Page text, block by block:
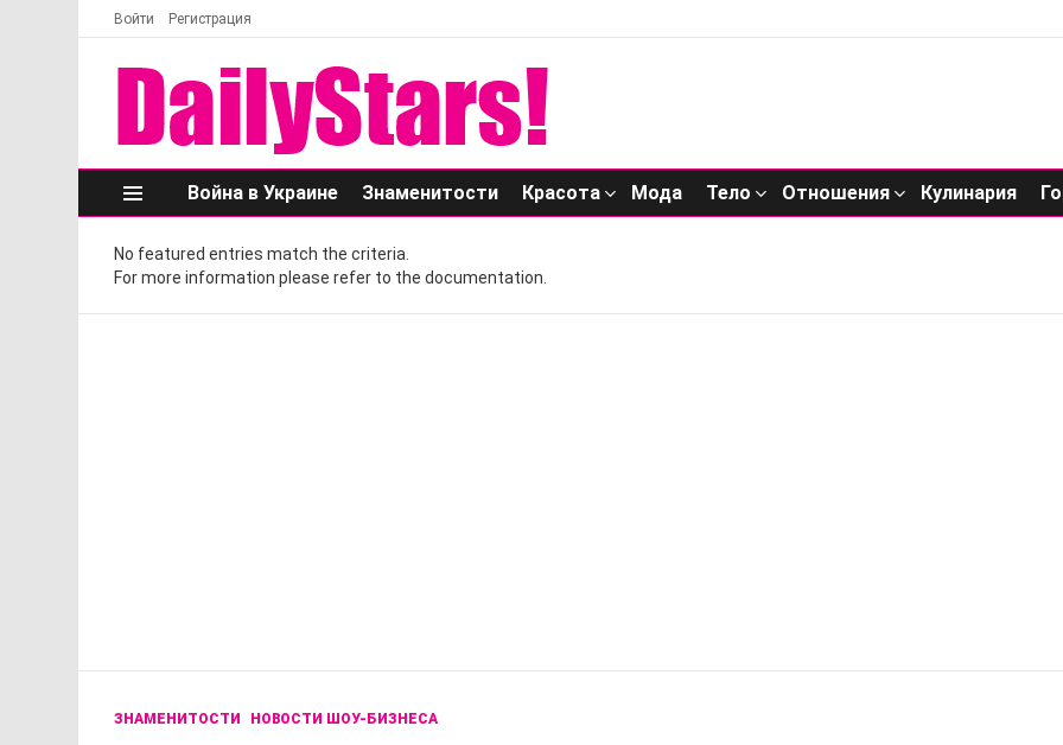
Войти Регистрация
Меню
Война в Украине Знаменитости Красота Мода Тело Отношения Кулинария
No featured entries match the criteria.
For more information please refer to the documentation.
ЗНАМЕНИТОСТИ НОВОСТИ ШОУ-БИЗНЕСА